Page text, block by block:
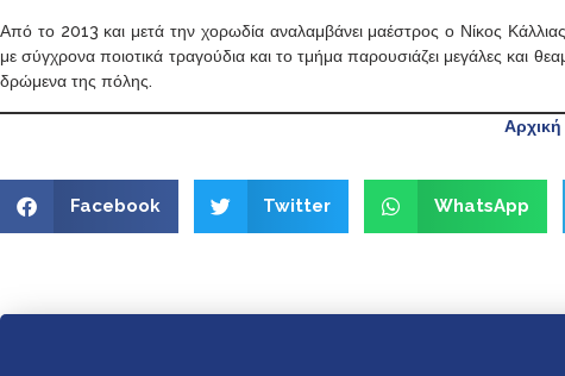
Από το 2013 και μετά την χορωδία αναλαμβάνει μαέστρος ο Νίκος
με σύγχρονα ποιοτικά τραγούδια και το τμήμα παρουσιάζει μεγάλες και
δρώμενα της πόλης.
Αρχική
Facebook Twitter WhatsApp